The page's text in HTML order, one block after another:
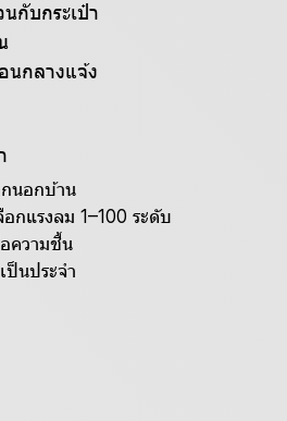
กับกระเป๋า
นกลางแจ้ง
นอกบ้าน
กแรงลม 1–100 ระดับ
ความชื้น
ป็นประจำ